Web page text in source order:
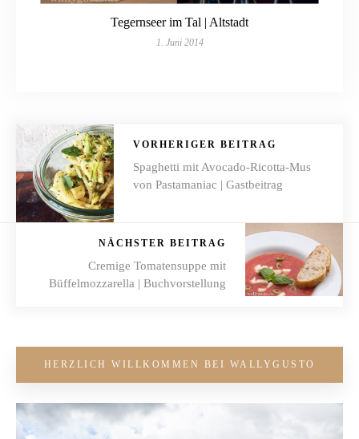
Tegernseer im Tal | Altstadt
1. Juni 2014
VORHERIGER BEITRAG
Spaghetti mit Avocado-Ricotta-Mus
von Pastamaniac | Gastbeitrag
NÄCHSTER BEITRAG
Cremige Tomatensuppe mit
Büffelmozzarella | Buchvorstellung
HERZLICH WILLKOMMEN BEI WALLYGUSTO